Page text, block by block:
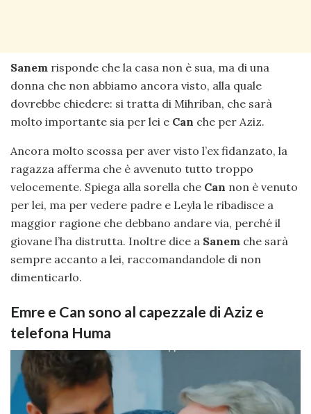
Sanem risponde che la casa non è sua, ma di una
donna che non abbiamo ancora visto, alla quale
dovrebbe chiedere: si tratta di Mihriban, che sarà
molto importante sia per lei e Can che per Aziz.
Ancora molto scossa per aver visto l’ex fidanzato, la
ragazza afferma che è avvenuto tutto troppo
velocemente. Spiega alla sorella che Can non è venuto
per lei, ma per vedere padre e Leyla le ribadisce a
maggior ragione che debbano andare via, perché il
giovane l’ha distrutta. Inoltre dice a Sanem che sarà
sempre accanto a lei, raccomandandole di non
dimenticarlo.
Emre e Can sono al capezzale di Aziz e
telefona Huma